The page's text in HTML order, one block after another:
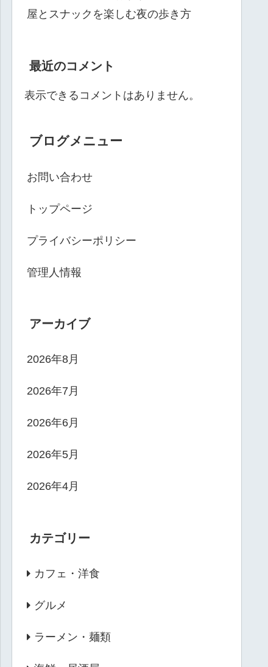
屋とスナックを楽しむ夜の歩き方
最近のコメント
表示できるコメントはありません。
ブログメニュー
お問い合わせ
トップページ
プライバシーポリシー
管理人情報
アーカイブ
2026年8月
2026年7月
2026年6月
2026年5月
2026年4月
カテゴリー
カフェ・洋食
グルメ
ラーメン・麺類